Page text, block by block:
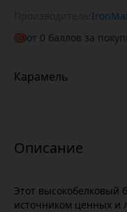
от 0 баллов за
Карамель
Этот высокобелковый
источником ценных и